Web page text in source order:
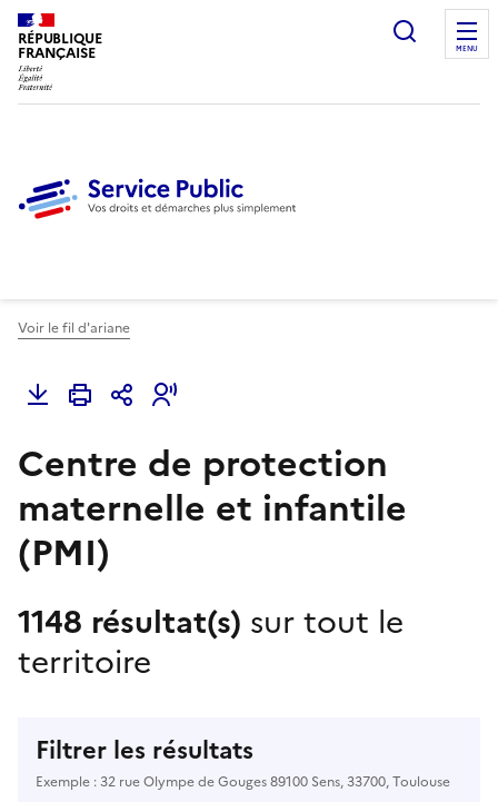
RÉPUBLIQUE
FRANÇAISE
Ouvrir
MENU
Voir le fil d'ariane
Centre de protection
maternelle et infantile
(PMI)
1148 résultat(s) sur tout le
territoire
Filtrer les résultats
Exemple : 32 rue Olympe de Gouges 89100 Sens, 33700, Toulouse